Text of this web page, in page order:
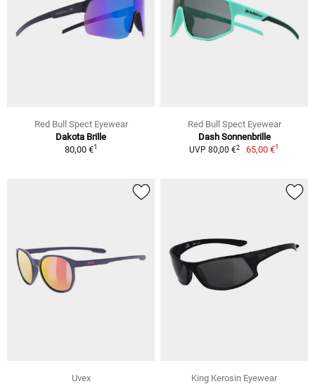
Red Bull Spect Eyewear
Dakota Brille
80,00 €1
Red Bull Spect Eyewear
Dash Sonnenbrille
UVP 80,00 €2 65,00 €1
Uvex
King Kerosin Eyewear